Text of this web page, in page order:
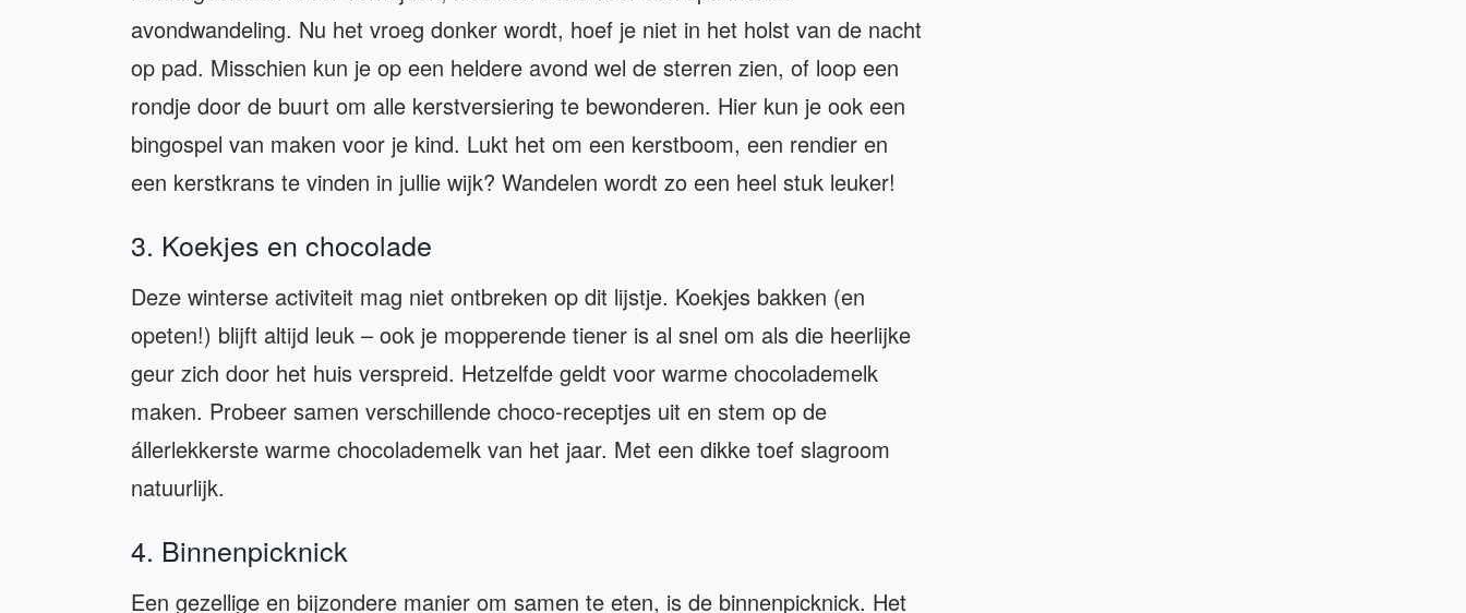
avondwandeling. Nu het vroeg donker wordt, hoef je niet in het holst van de nacht
op pad. Misschien kun je op een heldere avond wel de sterren zien, of loop een
rondje door de buurt om alle kerstversiering te bewonderen. Hier kun je ook een
bingospel van maken voor je kind. Lukt het om een kerstboom, een rendier en
een kerstkrans te vinden in jullie wijk? Wandelen wordt zo een heel stuk leuker!
3. Koekjes en chocolade
Deze winterse activiteit mag niet ontbreken op dit lijstje. Koekjes bakken (en
opeten!) blijft altijd leuk – ook je mopperende tiener is al snel om als die heerlijke
geur zich door het huis verspreid. Hetzelfde geldt voor warme chocolademelk
maken. Probeer samen verschillende choco-receptjes uit en stem op de
állerlekkerste warme chocolademelk van het jaar. Met een dikke toef slagroom
natuurlijk.
4. Binnenpicknick
Een gezellige en bijzondere manier om samen te eten, is de binnenpicknick. Het